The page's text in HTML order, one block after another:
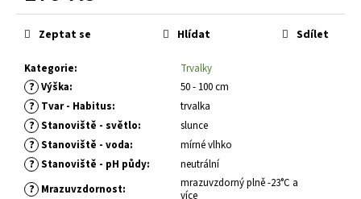
Měrná
cena:
Kategorie: Trvalky
? Výška: 50 - 100 cm
? Tvar - Habitus: trvalka
? Stanoviště - světlo: slunce
? Stanoviště - voda: mírné vlhko
? Stanoviště - pH půdy: neutrální
? Mrazuvzdornost:
mrazuvzdorný plně -23°C a
více
Zeptat se Hlídat Sdílet
č
m
e
CALLUNA
VULGARIS
SILVER